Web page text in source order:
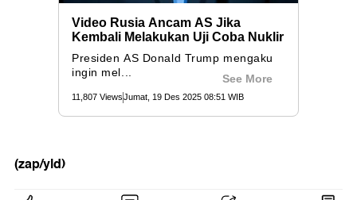
(zap/yld)